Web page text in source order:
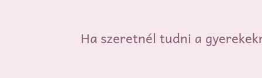
Ha szeretnél tudni a